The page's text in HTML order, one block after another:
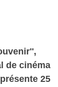
de cinéma
25